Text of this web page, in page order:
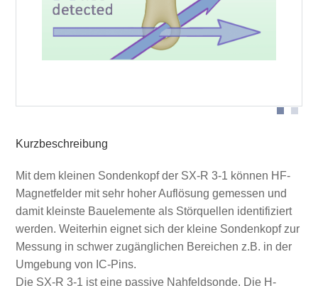
Kurzbeschreibung
Mit dem kleinen Sondenkopf der SX-R 3-1 können HF-
Magnetfelder mit sehr hoher Auflösung gemessen und
damit kleinste Bauelemente als Störquellen identifiziert
werden. Weiterhin eignet sich der kleine Sondenkopf zur
Messung in schwer zugänglichen Bereichen z.B. in der
Umgebung von IC-Pins.
Die SX-R 3-1 ist eine passive Nahfeldsonde. Die H-